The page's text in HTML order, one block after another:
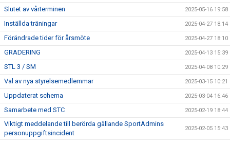
Slutet av vårterminen 2025-05-16 19:58
Inställda träningar 2025-04-27 18:14
Förändrade tider för årsmöte 2025-04-27 18:10
GRADERING 2025-04-13 15:39
STL 3 / SM 2025-04-08 10:29
Val av nya styrelsemedlemmar 2025-03-15 10:21
Uppdaterat schema 2025-03-04 16:46
Samarbete med STC 2025-02-19 18:44
Viktigt meddelande till berörda gällande SportAdmins
personuppgiftsincident
2025-02-05 15:43